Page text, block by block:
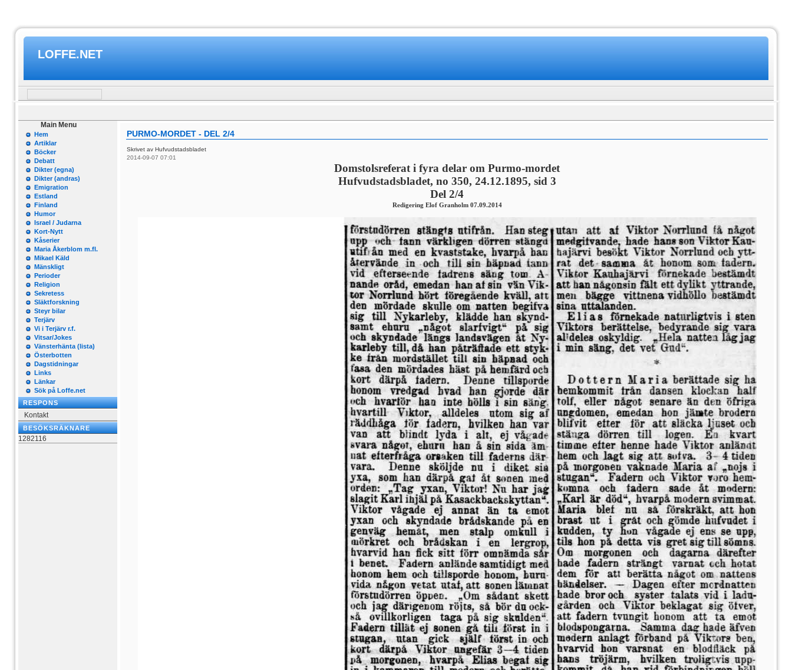
LOFFE.NET
Main Menu
Hem
Artiklar
Böcker
Debatt
Dikter (egna)
Dikter (andras)
Emigration
Estland
Finland
Humor
Israel / Judarna
Kort-Nytt
Kåserier
Maria Åkerblom m.fl.
Mikael Käld
Mänskligt
Perioder
Religion
Sekretess
Släktforskning
Steyr bilar
Terjärv
Vi i Terjärv r.f.
Vitsar/Jokes
Vänsterhänta (lista)
Österbotten
Dagstidningar
Links
Länkar
Sök på Loffe.net
RESPONS
Kontakt
BESÖKSRÄKNARE
1282116
PURMO-MORDET - DEL 2/4
Skrivet av Hufvudstadsbladet
2014-09-07 07:01
Domstolsreferat i fyra delar om Purmo-mordet
Hufvudstadsbladet, no 350, 24.12.1895, sid 3
Del 2/4
Redigering Elof Granholm 07.09.2014